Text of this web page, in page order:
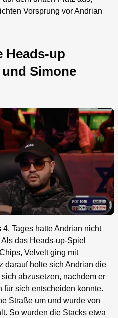
Vorsprung vor Andrian
Heads-up
Simone
Tages hatte Andrian nicht
das Heads-up-Spiel
Velvelt ging mit
darauf holte sich Andrian die
abzusetzen, nachdem er
sich entscheiden konnte.
Straße um und wurde von
So wurden die Stacks etwa